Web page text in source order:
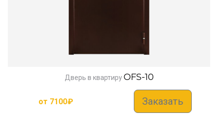
Дверь в квартиру OFS-10
от 7100₽ Заказать